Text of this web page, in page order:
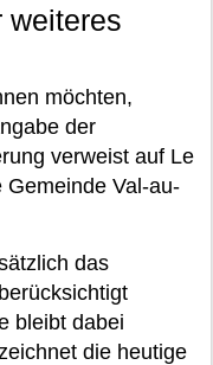
weiteres
möchten,
der
verweist auf Le
Val-au-
das
bleibt dabei
die heutige